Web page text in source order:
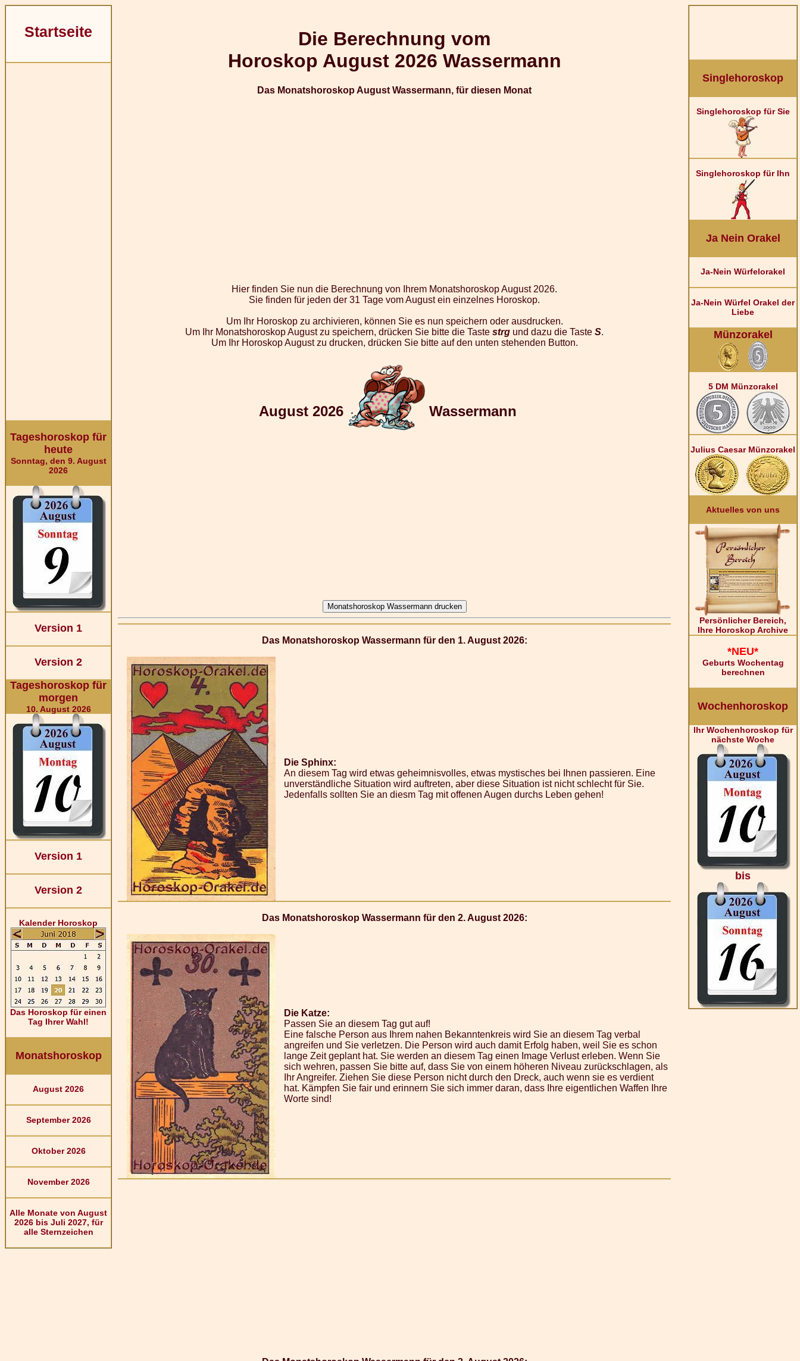
Startseite
Tageshoroskop für
heute
Sonntag, den 9. August
2026
Version 1
Version 2
Tageshoroskop für
morgen
10. August 2026
Version 1
Version 2
Kalender Horoskop
Das Horoskop für einen
Tag Ihrer Wahl!
Monatshoroskop
August 2026
September 2026
Oktober 2026
November 2026
Alle Monate von August
2026 bis Juli 2027, für
alle Sternzeichen
Die Berechnung vom
Horoskop August 2026 Wassermann
Das Monatshoroskop August Wassermann, für diesen Monat
Hier finden Sie nun die Berechnung von Ihrem Monatshoroskop August 2026.
Sie finden für jeden der 31 Tage vom August ein einzelnes Horoskop.
Um Ihr Horoskop zu archivieren, können Sie es nun speichern oder ausdrucken.
Um Ihr Monatshoroskop August zu speichern, drücken Sie bitte die Tastestrg und dazu die TasteS.
Um Ihr Horoskop August zu drucken, drücken Sie bitte auf den unten stehenden Button.
August 2026 Wassermann
Das Monatshoroskop Wassermann für den 1. August 2026:
Die Sphinx:
An diesem Tag wird etwas geheimnisvolles, etwas mystisches bei Ihnen passieren. Eine
unverständliche Situation wird auftreten, aber diese Situation ist nicht schlecht für Sie.
Jedenfalls sollten Sie an diesm Tag mit offenen Augen durchs Leben gehen!
Das Monatshoroskop Wassermann für den 2. August 2026:
Die Katze:
Passen Sie an diesem Tag gut auf!
Eine falsche Person aus Ihrem nahen Bekanntenkreis wird Sie an diesem Tag verbal
angreifen und Sie verletzen. Die Person wird auch damit Erfolg haben, weil Sie es schon
lange Zeit geplant hat. Sie werden an diesem Tag einen Image Verlust erleben. Wenn Sie
sich wehren, passen Sie bitte auf, dass Sie von einem höheren Niveau zurückschlagen, als
Ihr Angreifer. Ziehen Sie diese Person nicht durch den Dreck, auch wenn sie es verdient
hat. Kämpfen Sie fair und erinnern Sie sich immer daran, dass Ihre eigentlichen Waffen Ihre
Worte sind!
Singlehoroskop
Singlehoroskop für Sie
Singlehoroskop für Ihn
Ja Nein Orakel
Ja-Nein Würfelorakel
Ja-Nein Würfel Orakel der
Liebe
Münzorakel
5 DM Münzorakel
Julius Caesar Münzorakel
Aktuelles von uns
Persönlicher Bereich,
Ihre Horoskop Archive
*NEU*
Geburts Wochentag
berechnen
Wochenhoroskop
Ihr Wochenhoroskop für
nächste Woche
bis